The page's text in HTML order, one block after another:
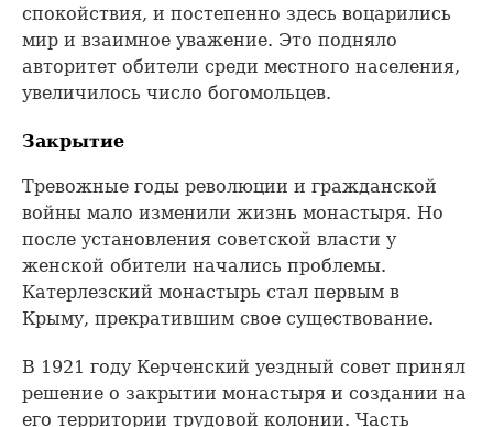
спокойствия, и постепенно здесь воцарились
мир и взаимное уважение. Это подняло
авторитет обители среди местного населения,
увеличилось число богомольцев.
Закрытие
Тревожные годы революции и гражданской
войны мало изменили жизнь монастыря. Но
после установления советской власти у
женской обители начались проблемы.
Катерлезский монастырь стал первым в
Крыму, прекратившим свое существование.
В 1921 году Керченский уездный совет принял
решение о закрытии монастыря и создании на
его территории трудовой колонии. Часть